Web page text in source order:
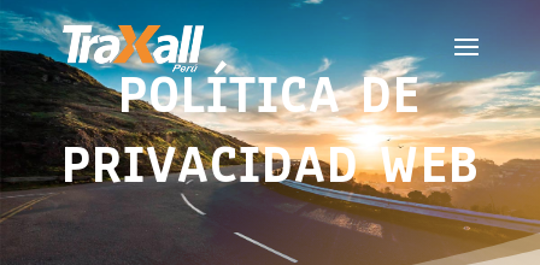
POLÍTICA DE
PRIVACIDAD WEB